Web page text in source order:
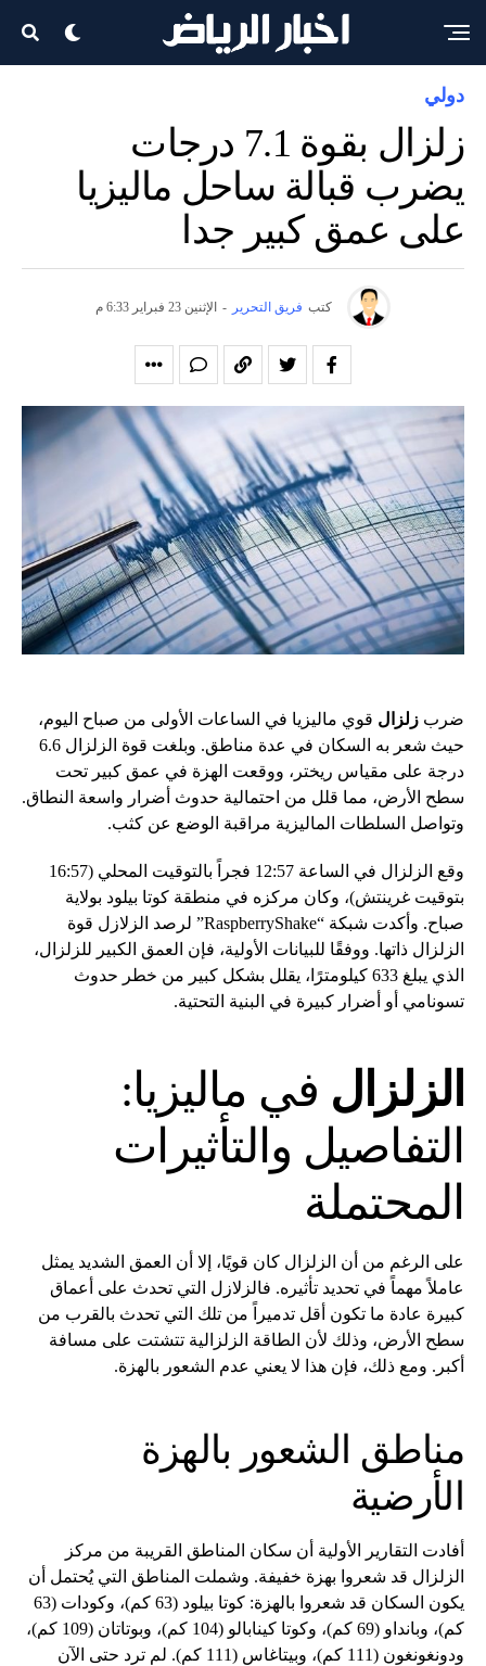
دولي
زلزال بقوة 7.1 درجات
يضرب قبالة ساحل ماليزيا
على عمق كبير جدا
كتب فريق التحرير - الإثنين 23 فبراير 6:33 م
ضرب زلزال قوي ماليزيا في الساعات الأولى من صباح اليوم،
حيث شعر به السكان في عدة مناطق. وبلغت قوة الزلزال 6.6
درجة على مقياس ريختر، ووقعت الهزة في عمق كبير تحت
سطح الأرض، مما قلل من احتمالية حدوث أضرار واسعة النطاق.
وتواصل السلطات الماليزية مراقبة الوضع عن كثب.
وقع الزلزال في الساعة 12:57 فجراً بالتوقيت المحلي (16:57
بتوقيت غرينتش)، وكان مركزه في منطقة كوتا بيلود بولاية
صباح. وأكدت شبكة “RaspberryShake” لرصد الزلازل قوة
الزلزال ذاتها. ووفقًا للبيانات الأولية، فإن العمق الكبير للزلزال،
الذي يبلغ 633 كيلومترًا، يقلل بشكل كبير من خطر حدوث
تسونامي أو أضرار كبيرة في البنية التحتية.
الزلزال في ماليزيا:
التفاصيل والتأثيرات
المحتملة
على الرغم من أن الزلزال كان قويًا، إلا أن العمق الشديد يمثل
عاملاً مهماً في تحديد تأثيره. فالزلازل التي تحدث على أعماق
كبيرة عادة ما تكون أقل تدميراً من تلك التي تحدث بالقرب من
سطح الأرض، وذلك لأن الطاقة الزلزالية تتشتت على مسافة
أكبر. ومع ذلك، فإن هذا لا يعني عدم الشعور بالهزة.
مناطق الشعور بالهزة
الأرضية
أفادت التقارير الأولية أن سكان المناطق القريبة من مركز
الزلزال قد شعروا بهزة خفيفة. وشملت المناطق التي يُحتمل أن
يكون السكان قد شعروا بالهزة: كوتا بيلود (63 كم)، وكودات (63
كم)، وبانداو (69 كم)، وكوتا كينابالو (104 كم)، وبوتاتان (109 كم)،
ودونغونغون (111 كم)، وبيتاغاس (111 كم). لم ترد حتى الآن